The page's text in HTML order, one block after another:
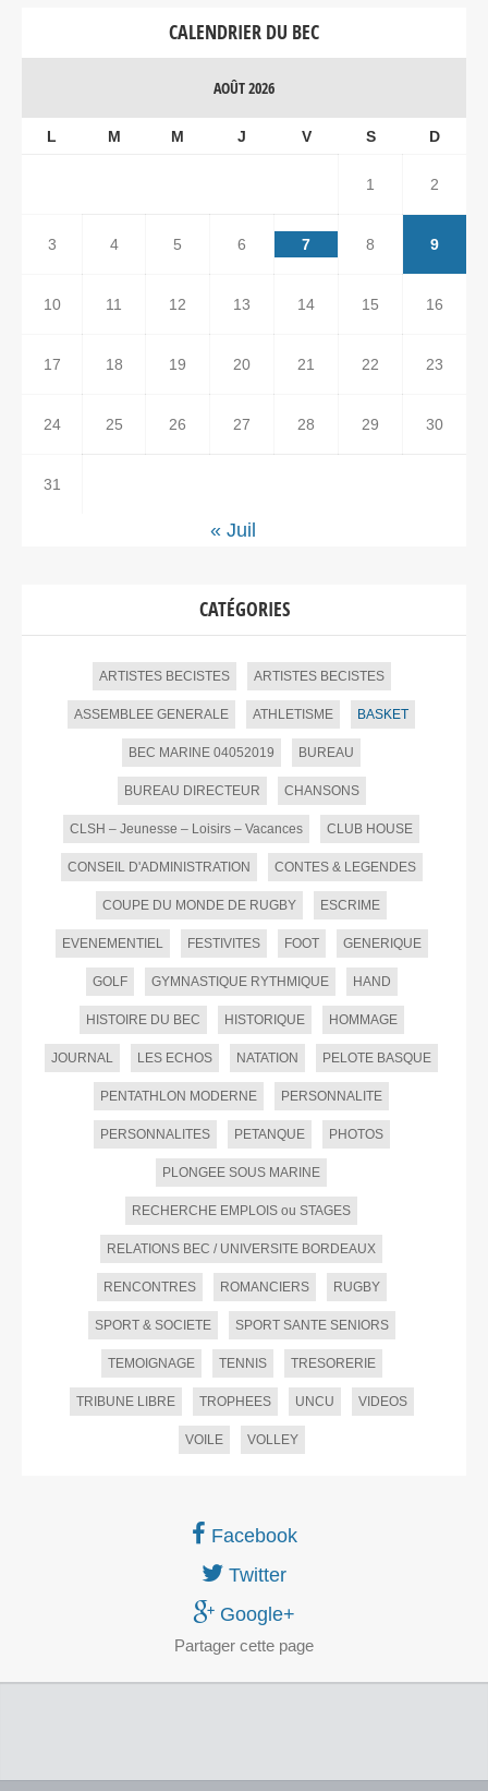
CALENDRIER DU BEC
AOÛT 2026
L M M J V S D
1 2
3 4 5 6 7 8 9
10 11 12 13 14 15 16
17 18 19 20 21 22 23
24 25 26 27 28 29 30
31
« Juil
CATÉGORIES
ARTISTES BECISTES ARTISTES BECISTES
ASSEMBLEE GENERALE ATHLETISME BASKET
BEC MARINE 04052019 BUREAU
BUREAU DIRECTEUR CHANSONS
CLSH – Jeunesse – Loisirs – Vacances CLUB HOUSE
CONSEIL D'ADMINISTRATION CONTES & LEGENDES
COUPE DU MONDE DE RUGBY ESCRIME
EVENEMENTIEL FESTIVITES FOOT GENERIQUE
GOLF GYMNASTIQUE RYTHMIQUE HAND
HISTOIRE DU BEC HISTORIQUE HOMMAGE
JOURNAL LES ECHOS NATATION PELOTE BASQUE
PENTATHLON MODERNE PERSONNALITE
PERSONNALITES PETANQUE PHOTOS
PLONGEE SOUS MARINE
RECHERCHE EMPLOIS ou STAGES
RELATIONS BEC / UNIVERSITE BORDEAUX
RENCONTRES ROMANCIERS RUGBY
SPORT & SOCIETE SPORT SANTE SENIORS
TEMOIGNAGE TENNIS TRESORERIE
TRIBUNE LIBRE TROPHEES UNCU VIDEOS
VOILE VOLLEY
Facebook
Twitter
Google+
Partager cette page